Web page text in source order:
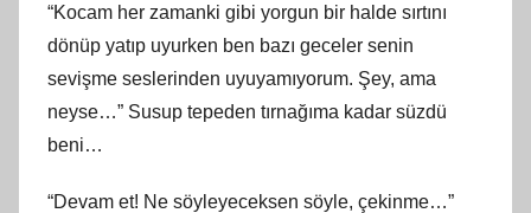
“Kocam her zamanki gibi yorgun bir halde sırtını
dönüp yatıp uyurken ben bazı geceler senin
sevişme seslerinden uyuyamıyorum. Şey, ama
neyse…” Susup tepeden tırnağıma kadar süzdü
beni…
“Devam et! Ne söyleyeceksen söyle, çekinme…”